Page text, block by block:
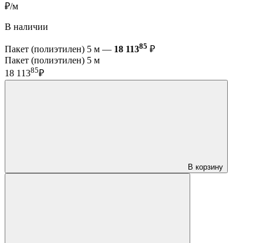
₽/м
В наличии
Пакет (полиэтилен) 5 м — 18 11385 ₽
Пакет (полиэтилен) 5 м
18 11385₽
В корзину